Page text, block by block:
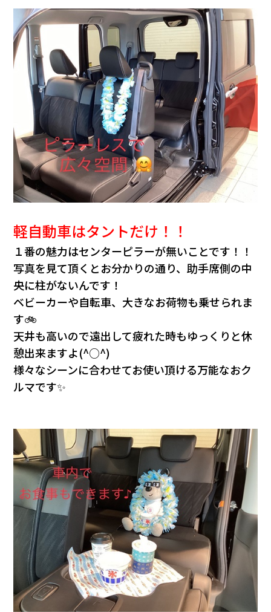
軽自動車はタントだけ！！
１番の魅力はセンターピラーが無いことです！！
写真を見て頂くとお分かりの通り、助手席側の中
央に柱がないんです！
ベビーカーや自転車、大きなお荷物も乗せられま
す🚲
天井も高いので遠出して疲れた時もゆっくりと休
憩出来ますよ(^○^)
様々なシーンに合わせてお使い頂ける万能なおク
ルマです✨